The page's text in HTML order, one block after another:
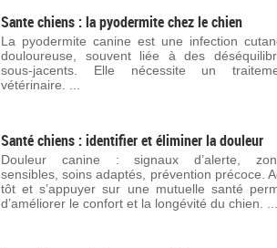
Sante chiens : la pyodermite chez le chien
La pyodermite canine est une infection
douloureuse, souvent liée à des
sous-jacents. Elle nécessite un
vétérinaire. ...
Santé chiens : identifier et éliminer la douleur
Douleur canine : signaux d’alerte,
sensibles, soins adaptés, prévention précoce.
tôt et s’appuyer sur une mutuelle santé
d’améliorer le confort et la longévité du chien. ...